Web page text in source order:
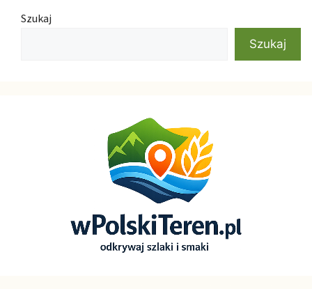
Szukaj
Szukaj